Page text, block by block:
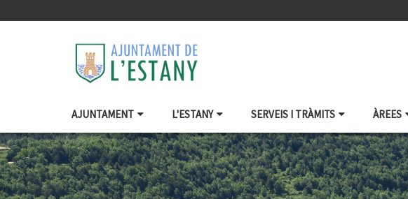
AJUNTAMENT L'ESTANY SERVEIS I TRÀMITS ÀREES